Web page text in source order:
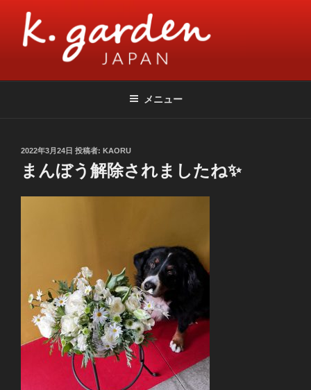
K.GARDEN JAPAN
メニュー
投
日:
2022年3月24日 投稿者: KAORU
まんぼう解除されましたね✨